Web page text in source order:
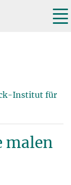
Institut für
malen